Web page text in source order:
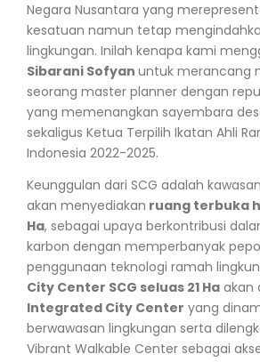
Negara Nusantara yang
kesatuan namun tetap
lingkungan. Inilah kenapa kami
Sibarani Sofyan untuk merancang
seorang master planner dengan
yang memenangkan sayembara
sekaligus Ketua Terpilih Ikatan Ahli
Indonesia 2022-2025.
Keunggulan dari SCG adalah
akan menyediakan ruang terbuka
Ha, sebagai upaya berkontribusi
karbon dengan memperbanyak
penggunaan teknologi ramah
City Center SCG seluas 21 Ha akan
Integrated City Center yang
berwawasan lingkungan serta
Vibrant Walkable Center sebagai